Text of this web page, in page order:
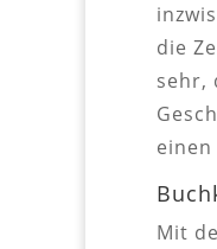
die
sehr,
Mit